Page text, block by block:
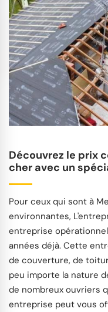
Découvrez le prix
cher avec un
Pour ceux qui sont à
environnantes,
entreprise
années déjà. Cette
de couverture, de
peu importe la nature
de nombreux ouvriers
entreprise peut vous